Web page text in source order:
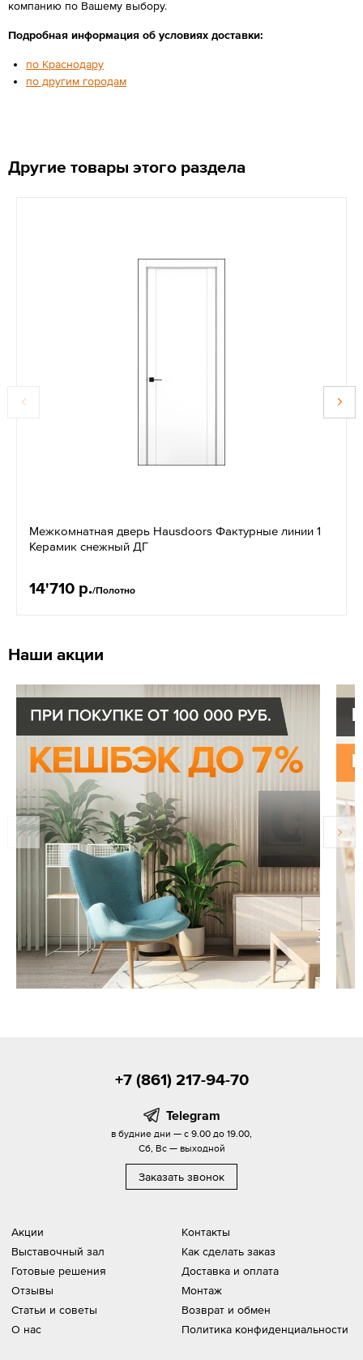
компанию по Вашему выбору.
Подробная информация об условиях доставки:
по Краснодару
по другим городам
Другие товары этого раздела
Межкомнатная дверь Hausdoors Фактурные линии 1
Керамик снежный ДГ
14'710 р./Полотно
Наши акции
Акции
Выставочный зал
Готовые решения
Отзывы
Статьи и советы
О нас
Контакты
Как сделать заказ
Доставка и оплата
Монтаж
Возврат и обмен
Политика конфиденциальности
+7 (861) 217-94-70
Telegram
в будние дни — с 9.00 до 19.00,
Сб, Вс — выходной
Заказать звонок